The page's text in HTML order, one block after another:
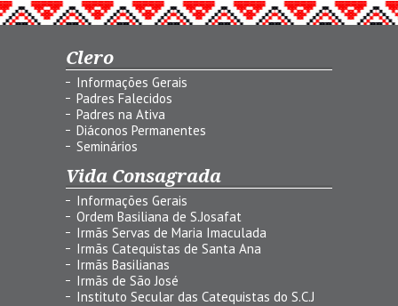
Clero
Informações Gerais
Padres Falecidos
Padres na Ativa
Diáconos Permanentes
Seminários
Vida Consagrada
Informações Gerais
Ordem Basiliana de S.Josafat
Irmãs Servas de Maria Imaculada
Irmãs Catequistas de Santa Ana
Irmãs Basilianas
Irmãs de São José
Instituto Secular das Catequistas do S.C.J